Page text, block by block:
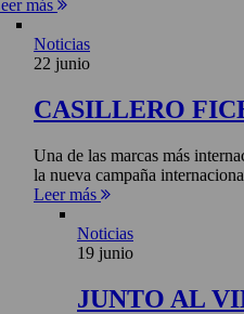
más
Noticias
22 junio
CASILLERO
Una de las marcas más
la nueva campaña
Leer más
Noticias
19 junio
JUNTO AL